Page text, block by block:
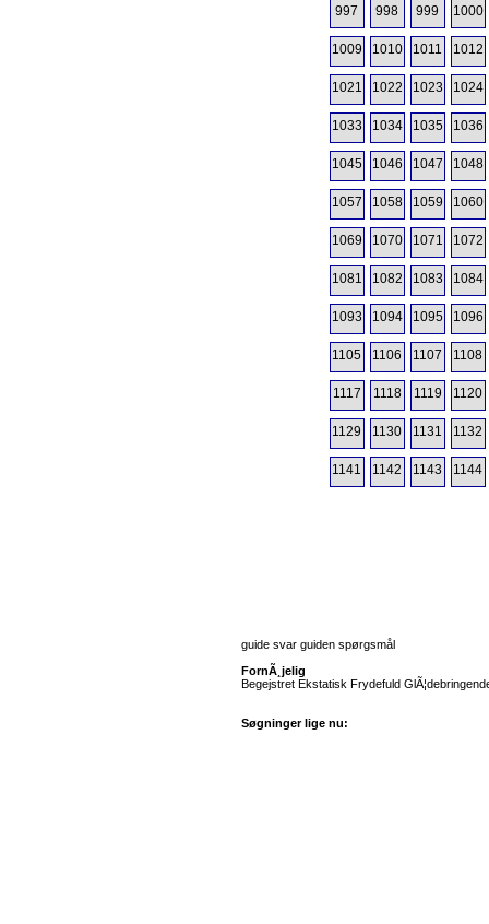
997 998 999 1000
1009 1010 1011 1012
1021 1022 1023 1024
1033 1034 1035 1036
1045 1046 1047 1048
1057 1058 1059 1060
1069 1070 1071 1072
1081 1082 1083 1084
1093 1094 1095 1096
1105 1106 1107 1108
1117 1118 1119 1120
1129 1130 1131 1132
1141 1142 1143 1144
guide svar guiden spørgsmål
FornÃ¸jelig
Begejstret Ekstatisk Frydefuld
Søgninger lige nu: